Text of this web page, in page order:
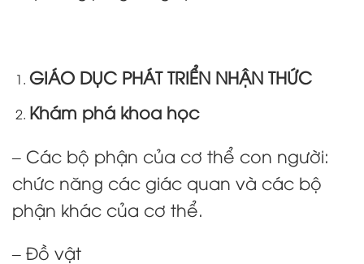
GIÁO DỤC PHÁT TRIỂN NHẬN THỨC
Khám phá khoa học
– Các bộ phận của cơ thể con người:
chức năng các giác quan và các bộ
phận khác của cơ thể.
– Đồ vật